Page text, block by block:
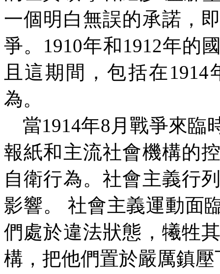
一個明白無誤的承諾，
爭。 1910年和1912年的
且這期間，包括在1914
為。
當1914年8 月戰爭來臨
報紙和主流社會機構的
自衛行為。社會主義行
影響。
社會主義運動面
們處於違法狀態，犧牲
構，把他們置於嚴厲鎮壓